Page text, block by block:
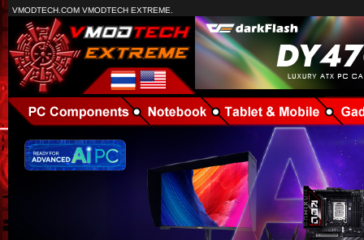
VMODTECH.COM VMODTECH EXTREME.